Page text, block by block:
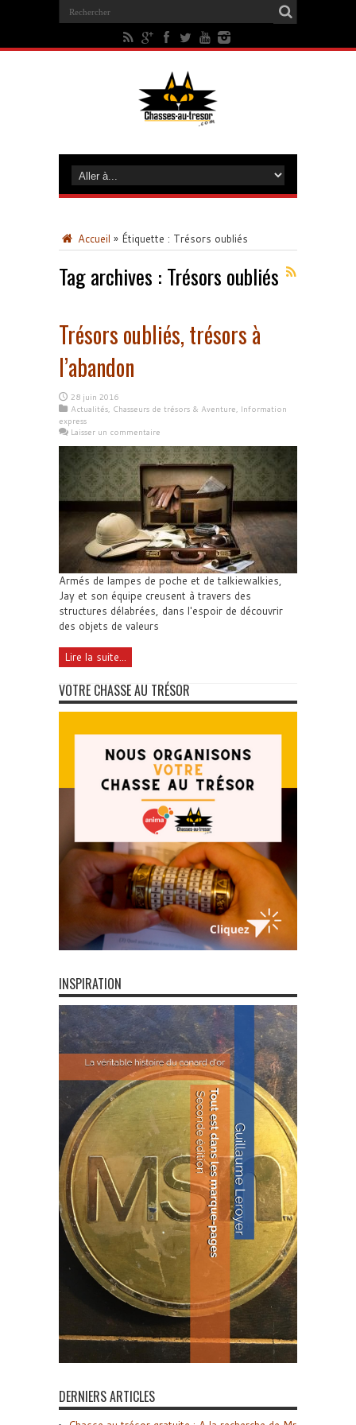
Accueil » Étiquette : Trésors oubliés
Tag archives : Trésors oubliés
Trésors oubliés, trésors à
l’abandon
28 juin 2016
Actualités, Chasseurs de trésors & Aventure, Information
express
Laisser un commentaire
Armés de lampes de poche et de talkiewalkies,
Jay et son équipe creusent à travers des
structures délabrées, dans l'espoir de découvrir
des objets de valeurs
Lire la suite...
VOTRE CHASSE AU TRÉSOR
INSPIRATION
DERNIERS ARTICLES